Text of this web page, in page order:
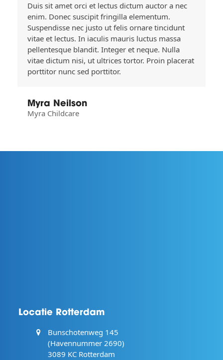
Duis sit amet orci et lectus dictum auctor a nec
enim. Donec suscipit fringilla elementum.
Suspendisse nec justo ut felis ornare tincidunt
vitae et lectus. In iaculis mauris luctus massa
pellentesque blandit. Integer et neque. Nulla
vitae dictum nisi, ut ultrices tortor. Proin placerat
porttitor nunc sed porttitor.
Myra Neilson
Myra Childcare
Locatie Rotterdam
Bunschotenweg 145
(Havennummer 2690)
3089 KC Rotterdam